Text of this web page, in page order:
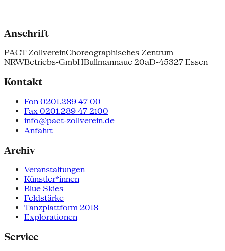
Anschrift
PACT ZollvereinChoreographisches Zentrum
NRWBetriebs-GmbHBullmannaue 20aD-45327 Essen
Kontakt
Fon 0201.289 47 00
Fax 0201.289 47 2100
info@pact-zollverein.de
Anfahrt
Archiv
Veranstaltungen
Künstler*innen
Blue Skies
Feldstärke
Tanzplattform 2018
Explorationen
Service